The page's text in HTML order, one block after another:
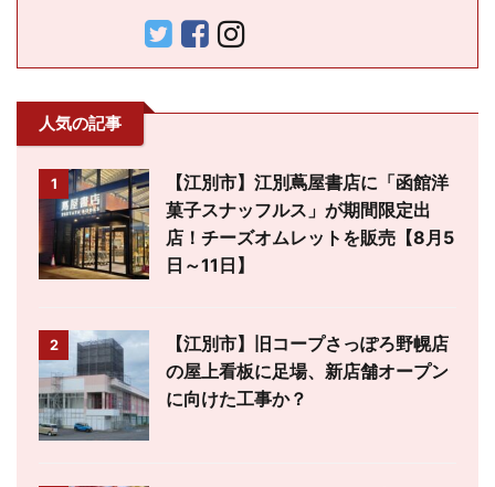
人気の記事
1
【江別市】江別蔦屋書店に「函館洋
菓子スナッフルス」が期間限定出
店！チーズオムレットを販売【8月5
日～11日】
2
【江別市】旧コープさっぽろ野幌店
の屋上看板に足場、新店舗オープン
に向けた工事か？